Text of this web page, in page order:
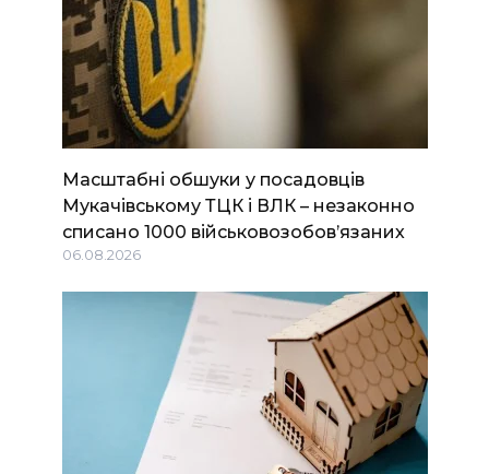
Масштабні обшуки у посадовців
Мукачівському ТЦК і ВЛК – незаконно
списано 1000 військовозобов’язаних
06.08.2026